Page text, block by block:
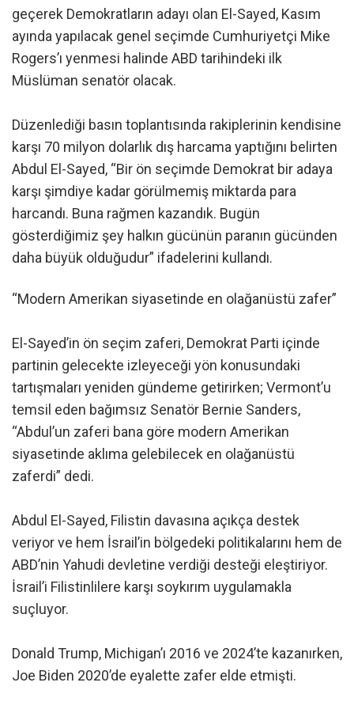
geçerek Demokratların adayı olan El-Sayed, Kasım
ayında yapılacak genel seçimde Cumhuriyetçi Mike
Rogers’ı yenmesi halinde ABD tarihindeki ilk
Müslüman senatör olacak.
Düzenlediği basın toplantısında rakiplerinin kendisine
karşı 70 milyon dolarlık dış harcama yaptığını belirten
Abdul El-Sayed, “Bir ön seçimde Demokrat bir adaya
karşı şimdiye kadar görülmemiş miktarda para
harcandı. Buna rağmen kazandık. Bugün
gösterdiğimiz şey halkın gücünün paranın gücünden
daha büyük olduğudur” ifadelerini kullandı.
“Modern Amerikan siyasetinde en olağanüstü zafer”
El-Sayed’in ön seçim zaferi, Demokrat Parti içinde
partinin gelecekte izleyeceği yön konusundaki
tartışmaları yeniden gündeme getirirken; Vermont’u
temsil eden bağımsız Senatör Bernie Sanders,
“Abdul’un zaferi bana göre modern Amerikan
siyasetinde aklıma gelebilecek en olağanüstü
zaferdi” dedi.
Abdul El-Sayed, Filistin davasına açıkça destek
veriyor ve hem İsrail’in bölgedeki politikalarını hem de
ABD’nin Yahudi devletine verdiği desteği eleştiriyor.
İsrail’i Filistinlilere karşı soykırım uygulamakla
suçluyor.
Donald Trump, Michigan’ı 2016 ve 2024’te kazanırken,
Joe Biden 2020’de eyalette zafer elde etmişti.